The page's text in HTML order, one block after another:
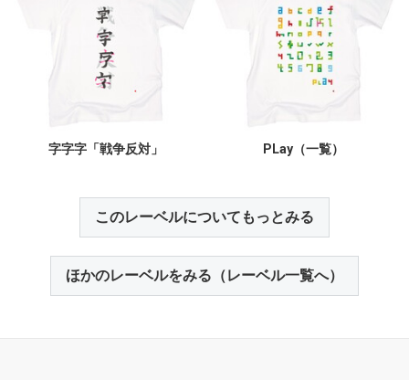
字字字「戦争反対」 PLay（一覧）
このレーベルについてもっとみる
ほかのレーベルをみる（レーベル一覧へ）